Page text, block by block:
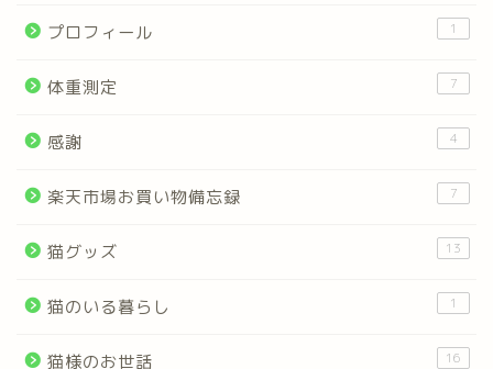
プロフィール 1
体重測定 7
感謝 4
楽天市場お買い物備忘録 7
猫グッズ 13
猫のいる暮らし 1
猫様のお世話 16